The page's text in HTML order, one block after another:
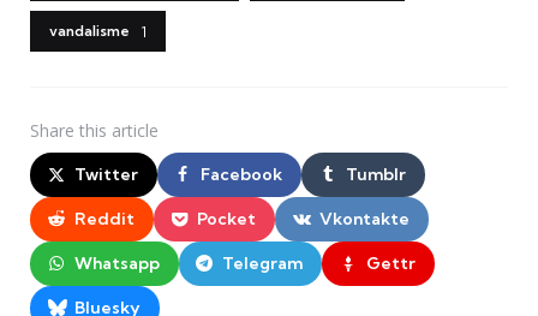
vandalisme 1
Share this article
Twitter Facebook Tumblr
Reddit Pocket Vkontakte
Whatsapp Telegram Gettr
Bluesky